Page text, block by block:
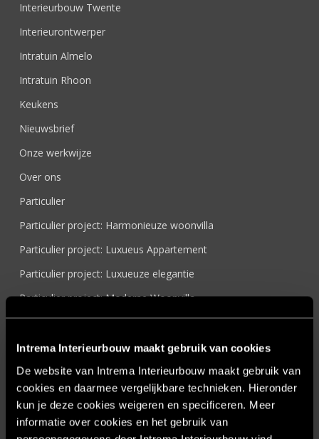
Intrema Interieurbouw maakt gebruik van cookies
De website van Intrema Interieurbouw maakt gebruik van
cookies en daarmee vergelijkbare technieken. Hieronder
kun je deze cookies weigeren en specificeren. Meer
informatie over cookies en het gebruik van
Interieurbouw Twente
Interieurontwerper
Intratuin Almelo
Intratuin Rhoon
Keukens
Nieuwsbrief
Onze werkwijze
Over ons
Particulier
Particulier project: Harmonieuze woonvilla
Particulier project: Luxueus Appartement
Particulier project: Luxueuze elegantie
Particulier project: Moderne Woonvilla
Particulier project: Stijlvolle Woonvilla
Particulier project: Woonvilla met exclusief maatwerk
Projecten
Referenties
Samenwerken